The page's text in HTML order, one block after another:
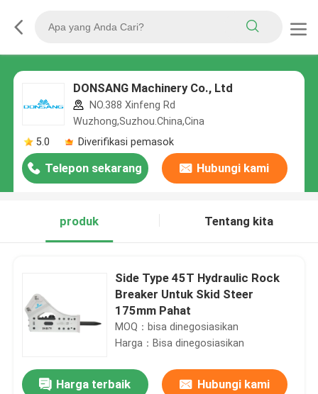
DONSANG Machinery Co., Ltd
NO.388 Xinfeng Rd
Wuzhong,Suzhou.China,Cina
5.0
Diverifikasi pemasok
Telepon sekarang Hubungi kami
produk Tentang kita
Side Type 45T Hydraulic Rock
Breaker Untuk Skid Steer
175mm Pahat
MOQ：bisa dinegosiasikan
Harga：Bisa dinegosiasikan
Harga terbaik Hubungi kami